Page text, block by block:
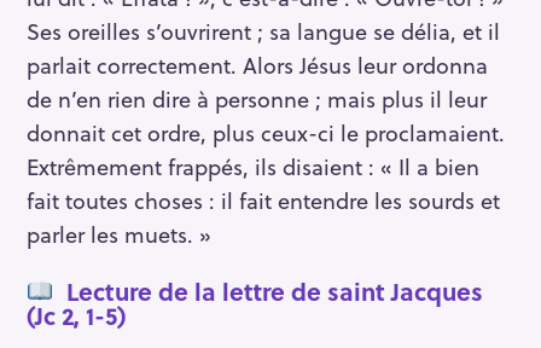
Ses oreilles s’ouvrirent ; sa langue se délia, et il
parlait correctement. Alors Jésus leur ordonna
de n’en rien dire à personne ; mais plus il leur
donnait cet ordre, plus ceux-ci le proclamaient.
Extrêmement frappés, ils disaient : « Il a bien
fait toutes choses : il fait entendre les sourds et
parler les muets. »
Lecture de la lettre de saint Jacques
(Jc 2, 1-5)